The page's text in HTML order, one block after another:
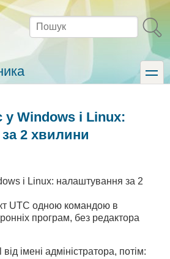
Пошук
toggle
Windows і Linux:
2 хвилини
і Linux: налаштування за 2
UTC одною командою в
програм, без редактора
імені адміністратора, потім: